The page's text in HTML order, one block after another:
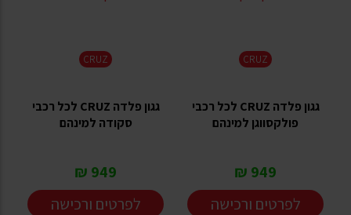
CRUZ
גגון פלדה CRUZ לכל רכבי
פולקסווגן למינהם
949 ₪
לפרטים ורכישה
CRUZ
גגון פלדה CRUZ לכל רכבי
סקודה למינהם
949 ₪
לפרטים ורכישה